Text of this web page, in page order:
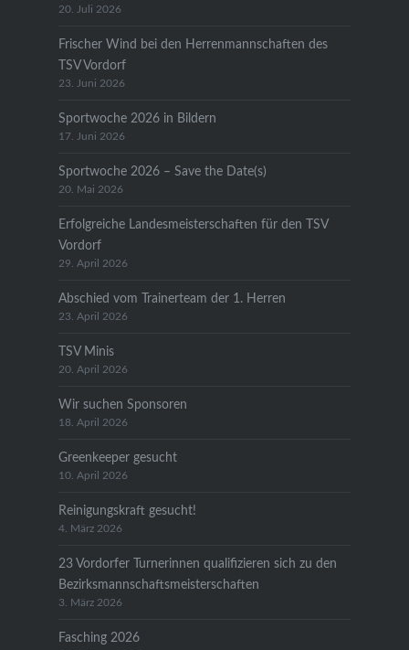
20. Juli 2026
Frischer Wind bei den Herrenmannschaften des
TSV Vordorf
23. Juni 2026
Sportwoche 2026 in Bildern
17. Juni 2026
Sportwoche 2026 – Save the Date(s)
20. Mai 2026
Erfolgreiche Landesmeisterschaften für den TSV
Vordorf
29. April 2026
Abschied vom Trainerteam der 1. Herren
23. April 2026
TSV Minis
20. April 2026
Wir suchen Sponsoren
18. April 2026
Greenkeeper gesucht
10. April 2026
Reinigungskraft gesucht!
4. März 2026
23 Vordorfer Turnerinnen qualifizieren sich zu den
Bezirksmannschaftsmeisterschaften
3. März 2026
Fasching 2026